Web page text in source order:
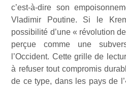
c’est-à-dire son
Vladimir Poutine. Si le
possibilité d’une « révolution
perçue comme une
l’Occident. Cette grille de
à refuser tout compromis
de ce type, dans les pays de